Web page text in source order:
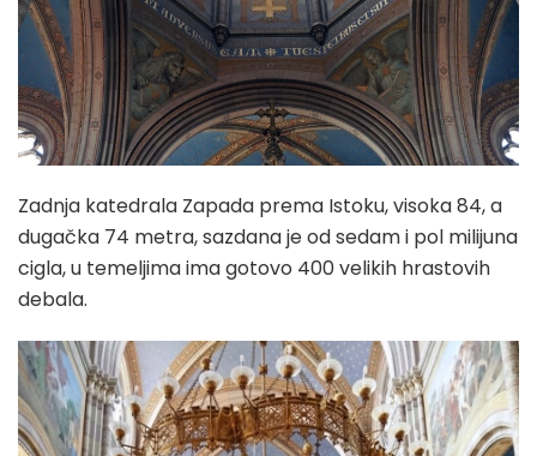
Zadnja katedrala Zapada prema Istoku, visoka 84, a
dugačka 74 metra, sazdana je od sedam i pol milijuna
cigla, u temeljima ima gotovo 400 velikih hrastovih
debala.